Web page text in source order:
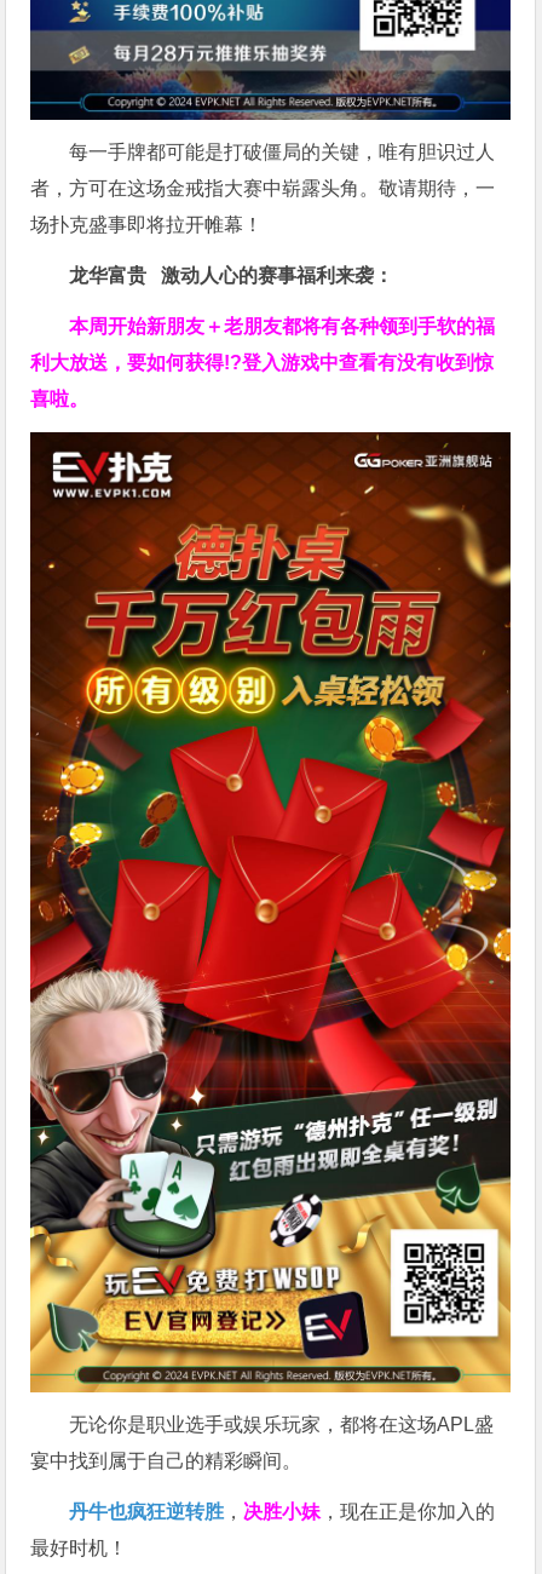
每一手牌都可能是打破僵局的关键，唯有胆识过人
者，方可在这场金戒指大赛中崭露头角。敬请期待，一
场扑克盛事即将拉开帷幕！
龙华富贵 激动人心的赛事福利来袭：
本周开始新朋友＋老朋友都将有各种领到手软的福
利大放送，要如何获得!?登入游戏中查看有没有收到惊
喜啦。
无论你是职业选手或娱乐玩家，都将在这场APL盛
宴中找到属于自己的精彩瞬间。
丹牛也疯狂逆转胜 ， 决胜小妹 ，现在正是你加入的
最好时机！